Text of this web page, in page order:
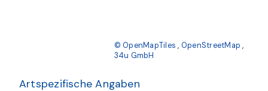
© OpenMapTiles , OpenStreetMap ,
34u GmbH
Artspezifische Angaben